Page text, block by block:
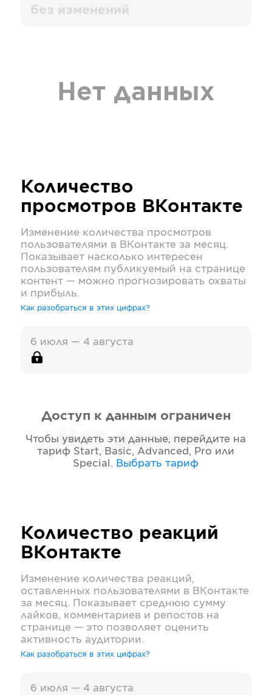
без изменений
Нет данных
Количество
просмотров ВКонтакте
Изменение количества просмотров
пользователями в ВКонтакте за месяц.
Показывает насколько интересен
пользователям публикуемый на странице
контент — можно прогнозировать охваты
и прибыль.
Как разобраться в этих цифрах?
6 июля — 4 августа
Нет данных
Доступ к данным ограничен
Чтобы увидеть эти данные, перейдите на
тариф Start, Basic, Advanced, Pro или
Special . Выбрать тариф
Количество реакций
ВКонтакте
Изменение количества реакций,
оставленных пользователями в ВКонтакте
за месяц. Показывает среднюю сумму
лайков, комментариев и репостов на
странице — это позволяет оценить
активность аудитории.
Как разобраться в этих цифрах?
6 июля — 4 августа